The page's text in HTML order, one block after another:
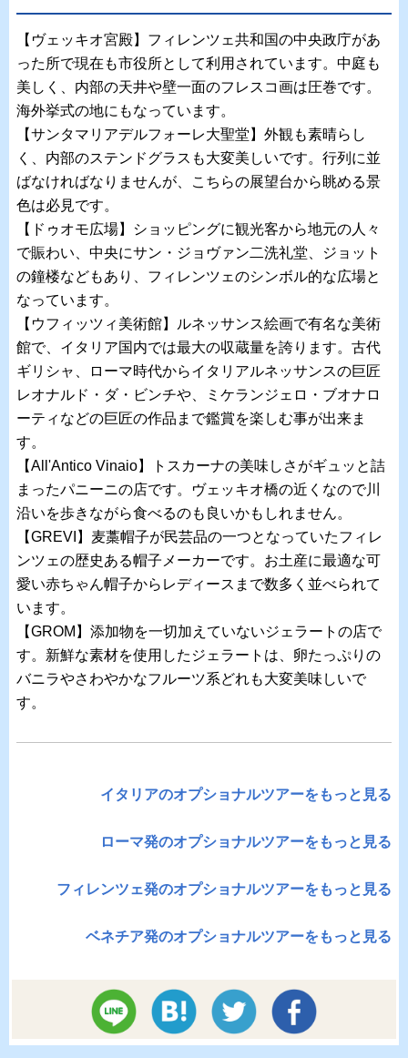
【ヴェッキオ宮殿】フィレンツェ共和国の中央政庁があ
った所で現在も市役所として利用されています。中庭も
美しく、内部の天井や壁一面のフレスコ画は圧巻です。
海外挙式の地にもなっています。
【サンタマリアデルフォーレ大聖堂】外観も素晴らし
く、内部のステンドグラスも大変美しいです。行列に並
ばなければなりませんが、こちらの展望台から眺める景
色は必見です。
【ドゥオモ広場】ショッピングに観光客から地元の人々
で賑わい、中央にサン・ジョヴァン二洗礼堂、ジョット
の鐘楼などもあり、フィレンツェのシンボル的な広場と
なっています。
【ウフィッツィ美術館】ルネッサンス絵画で有名な美術
館で、イタリア国内では最大の収蔵量を誇ります。古代
ギリシャ、ローマ時代からイタリアルネッサンスの巨匠
レオナルド・ダ・ビンチや、ミケランジェロ・ブオナロ
ーティなどの巨匠の作品まで鑑賞を楽しむ事が出来ま
す。
【All'Antico Vinaio】トスカーナの美味しさがギュッと詰
まったパニーニの店です。ヴェッキオ橋の近くなので川
沿いを歩きながら食べるのも良いかもしれません。
【GREVI】麦藁帽子が民芸品の一つとなっていたフィレ
ンツェの歴史ある帽子メーカーです。お土産に最適な可
愛い赤ちゃん帽子からレディースまで数多く並べられて
います。
【GROM】添加物を一切加えていないジェラートの店で
す。新鮮な素材を使用したジェラートは、卵たっぷりの
バニラやさわやかなフルーツ系どれも大変美味しいで
す。
イタリアのオプショナルツアーをもっと見る
ローマ発のオプショナルツアーをもっと見る
フィレンツェ発のオプショナルツアーをもっと見る
ベネチア発のオプショナルツアーをもっと見る